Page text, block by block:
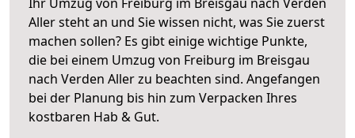
Aller steht an und Sie wissen nicht, was Sie zuerst
machen sollen? Es gibt einige wichtige Punkte,
die bei einem Umzug von Freiburg im Breisgau
nach Verden Aller zu beachten sind. Angefangen
bei der Planung bis hin zum Verpacken Ihres
kostbaren Hab & Gut.